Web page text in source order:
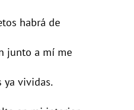
habrá de
junto a mí me
ya vividas.